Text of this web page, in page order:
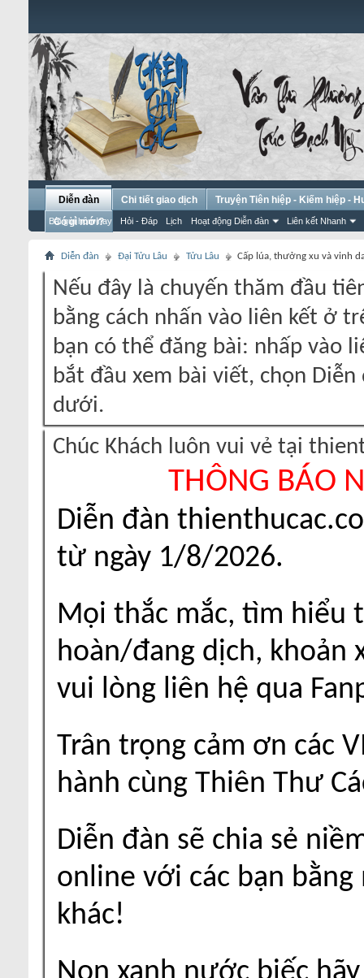
Diễn đàn
Bài gửi hôm nay Hỏi - Đáp Lịch Hoạt động Diễn đàn Liên kết Nhanh
Chi tiết giao dịch
Truyện Tiên hiệp - Kiếm hiệp -
Có gì mới?
Diễn đàn Đại Tửu Lâu Tửu Lâu Cấp lúa, thưởng xu và vinh
Nếu đây là chuyến thăm đầu
bằng cách nhấn vào liên kết ở
bạn có thể đăng bài: nhấp vào
bắt đầu xem bài viết, chọn
dưới.
Chúc Khách luôn vui vẻ tại
THÔNG BÁO
Diễn đàn
từ ngày 1/8/2026.
Mọi thắc mắc, tìm hiểu
hoàn/đang dịch, khoản
vui lòng liên hệ qua
Trân trọng cảm ơn các
hành cùng Thiên Thư
Diễn đàn sẽ chia sẻ
online với các bạn
khác!